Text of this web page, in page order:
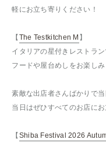
軽にお立ち寄りください！
【The Testkitchen M 】
イタリアの星付きレストラ
フードや屋台めしをお楽しみ
素敵な出店者さんばかりで
当日はぜひすべてのお店にお
【Shiba Festival 2026